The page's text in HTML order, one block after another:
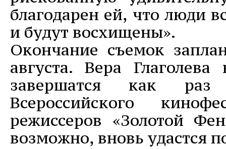
благодарен ей, что люди
и будут восхищены».
Окончание съемок
августа. Вера
завершатся как
Всероссийского
режиссеров «Золотой
возможно, вновь удастся